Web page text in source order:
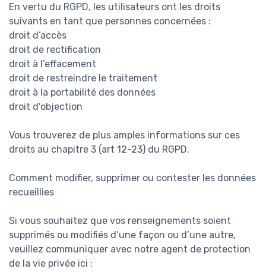
En vertu du RGPD, les utilisateurs ont les droits
suivants en tant que personnes concernées :
droit d’accès
droit de rectification
droit à l’effacement
droit de restreindre le traitement
droit à la portabilité des données
droit d'objection
Vous trouverez de plus amples informations sur ces
droits au chapitre 3 (art 12-23) du RGPD.
Comment modifier, supprimer ou contester les données
recueillies
Si vous souhaitez que vos renseignements soient
supprimés ou modifiés d’une façon ou d’une autre,
veuillez communiquer avec notre agent de protection
de la vie privée ici :